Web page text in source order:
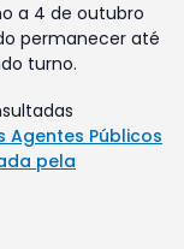
a 4 de outubro
permanecer até
turno.
Públicos
pela